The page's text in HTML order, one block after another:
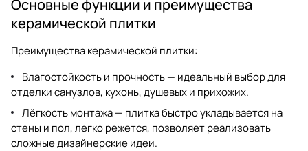
Основные функции и преимущества
керамической плитки
Преимуществакерамической плитки:
Влагостойкость и прочность — идеальный выбор для
отделки санузлов, кухонь, душевых и прихожих.
Лёгкость монтажа — плитка быстро укладывается на
стены и пол, легко режется, позволяет реализовать
сложные дизайнерские идеи.